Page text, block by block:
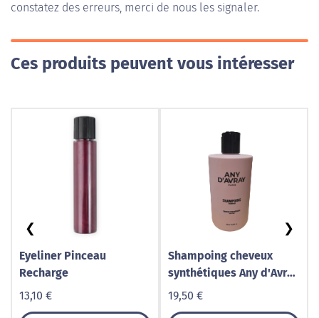
constatez des erreurs, merci de nous les signaler.
Ces produits peuvent vous intéresser
Eyeliner Pinceau
Recharge
13,10 €
Shampoing cheveux
synthétiques Any d'Avray
300mL
19,50 €
❮ ❯